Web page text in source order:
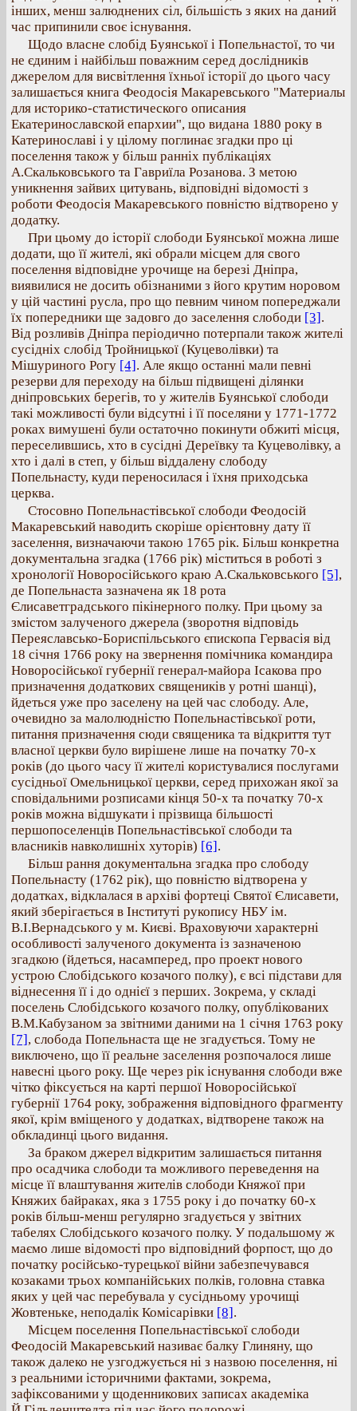
інших, менш залюднених сіл, більшість з яких на даний
час припинили своє існування.
Щодо власне слобід Буянської і Попельнастої, то чи
не єдиним і найбільш поважним серед дослідників
джерелом для висвітлення їхньої історії до цього часу
залишається книга Феодосія Макаревського "Материалы
для историко-статистического описания
Екатеринославской епархии", що видана 1880 року в
Катеринославі і у цілому поглинає згадки про ці
поселення також у більш ранніх публікаціях
А.Скальковського та Гавриїла Розанова. З метою
уникнення зайвих цитувань, відповідні відомості з
роботи Феодосія Макаревського повністю відтворено у
додатку.
При цьому до історії слободи Буянської можна лише
додати, що її жителі, які обрали місцем для свого
поселення відповідне урочище на березі Дніпра,
виявилися не досить обізнаними з його крутим норовом
у цій частині русла, про що певним чином попереджали
їх попередники ще задовго до заселення слободи [3].
Від розливів Дніпра періодично потерпали також жителі
сусідніх слобід Тройницької (Куцеволівки) та
Мішуриного Рогу [4]. Але якщо останні мали певні
резерви для переходу на більш підвищені ділянки
дніпровських берегів, то у жителів Буянської слободи
такі можливості були відсутні і її поселяни у 1771-1772
роках вимушені були остаточно покинути обжиті місця,
переселившись, хто в сусідні Дереївку та Куцеволівку, а
хто і далі в степ, у більш віддалену слободу
Попельнасту, куди переносилася і їхня приходська
церква.
Стосовно Попельнастівської слободи Феодосій
Макаревський наводить скоріше орієнтовну дату її
заселення, визначаючи такою 1765 рік. Більш конкретна
документальна згадка (1766 рік) міститься в роботі з
хронології Новоросійського краю А.Скальковського [5],
де Попельнаста зазначена як 18 рота
Єлисаветградського пікінерного полку. При цьому за
змістом залученого джерела (зворотня відповідь
Переяславсько-Бориспільського єпископа Гервасія від
18 січня 1766 року на звернення помічника командира
Новоросійської губернії генерал-майора Ісакова про
призначення додаткових священиків у ротні шанці),
йдеться уже про заселену на цей час слободу. Але,
очевидно за малолюдністю Попельнастівської роти,
питання призначення сюди священика та відкриття тут
власної церкви було вирішене лише на початку 70-х
років (до цього часу її жителі користувалися послугами
сусідньої Омельницької церкви, серед прихожан якої за
сповідальними розписами кінця 50-х та початку 70-х
років можна відшукати і прізвища більшості
першопоселенців Попельнастівської слободи та
власників навколишніх хуторів) [6].
Більш рання документальна згадка про слободу
Попельнасту (1762 рік), що повністю відтворена у
додатках, відклалася в архіві фортеці Святої Єлисавети,
який зберігається в Інституті рукопису НБУ ім.
В.І.Вернадського у м. Києві. Враховуючи характерні
особливості залученого документа із зазначеною
згадкою (йдеться, насамперед, про проект нового
устрою Слобідського козачого полку), є всі підстави для
віднесення її і до однієї з перших. Зокрема, у складі
поселень Слобідського козачого полку, опублікованих
В.М.Кабузаном за звітними даними на 1 січня 1763 року
[7], слобода Попельнаста ще не згадується. Тому не
виключено, що її реальне заселення розпочалося лише
навесні цього року. Ще через рік існування слободи вже
чітко фіксується на карті першої Новоросійської
губернії 1764 року, зображення відповідного фрагменту
якої, крім вміщеного у додатках, відтворене також на
обкладинці цього видання.
За браком джерел відкритим залишається питання
про осадчика слободи та можливого переведення на
місце її влаштування жителів слободи Княжої при
Княжих байраках, яка з 1755 року і до початку 60-х
років більш-менш регулярно згадується у звітних
табелях Слобідського козачого полку. У подальшому ж
маємо лише відомості про відповідний форпост, що до
початку російсько-турецької війни забезпечувався
козаками трьох компанійських полків, головна ставка
яких у цей час перебувала у сусідньому урочищі
Жовтеньке, неподалік Комісарівки [8].
Місцем поселення Попельнастівської слободи
Феодосій Макаревський називає балку Глиняну, що
також далеко не узгоджується ні з назвою поселення, ні
з реальними історичними фактами, зокрема,
зафіксованими у щоденникових записах академіка